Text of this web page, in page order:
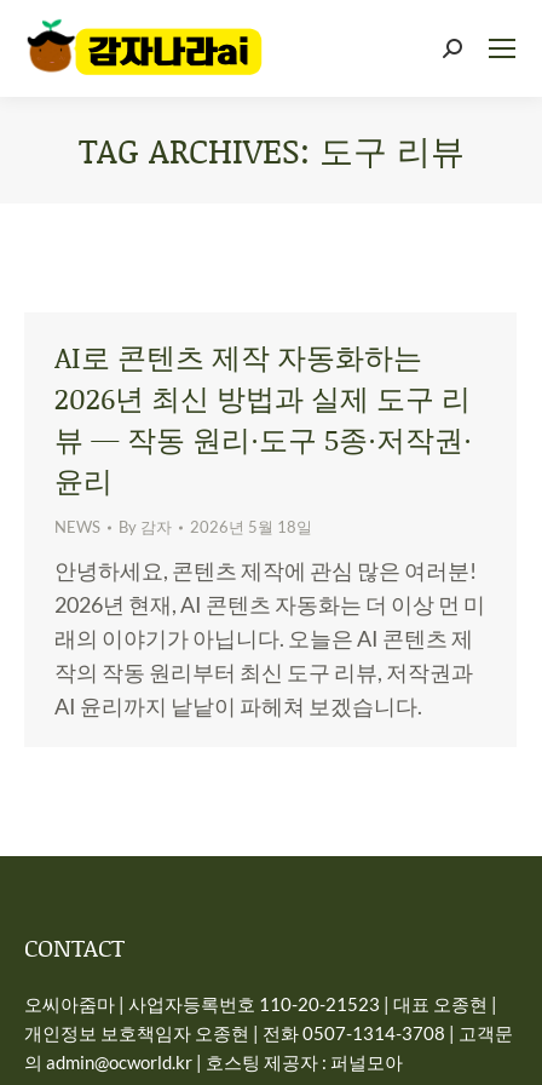
TAG ARCHIVES: 도구 리뷰
AI로 콘텐츠 제작 자동화하는
2026년 최신 방법과 실제 도구 리
뷰 — 작동 원리·도구 5종·저작권·
윤리
NEWS By 감자 2026년 5월 18일
안녕하세요, 콘텐츠 제작에 관심 많은 여러분!
2026년 현재, AI 콘텐츠 자동화는 더 이상 먼 미
래의 이야기가 아닙니다. 오늘은 AI 콘텐츠 제
작의 작동 원리부터 최신 도구 리뷰, 저작권과
AI 윤리까지 낱낱이 파헤쳐 보겠습니다.
CONTACT
오씨아줌마 | 사업자등록번호 110-20-21523 | 대표 오종현 |
개인정보 보호책임자 오종현 | 전화 0507-1314-3708 | 고객문
의 admin@ocworld.kr | 호스팅 제공자 : 퍼널모아